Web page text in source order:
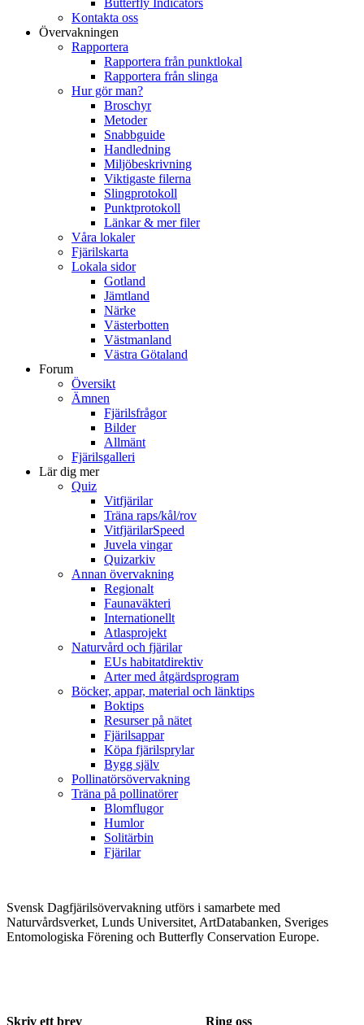
Kontakta oss
Övervakningen
Rapportera
Rapportera från punktlokal
Rapportera från slinga
Hur gör man?
Broschyr
Metoder
Snabbguide
Handledning
Miljöbeskrivning
Viktigaste filerna
Slingprotokoll
Punktprotokoll
Länkar & mer filer
Våra lokaler
Fjärilskarta
Lokala sidor
Gotland
Jämtland
Närke
Västerbotten
Västmanland
Västra Götaland
Forum
Översikt
Ämnen
Fjärilsfrågor
Bilder
Allmänt
Fjärilsgalleri
Lär dig mer
Quiz
Vitfjärilar
Träna raps/kål/rov
VitfjärilarSpeed
Juvela vingar
Quizarkiv
Annan övervakning
Regionalt
Faunaväkteri
Internationellt
Atlasprojekt
Naturvård och fjärilar
EUs habitatdirektiv
Arter med åtgärdsprogram
Böcker, appar, material och länktips
Boktips
Resurser på nätet
Fjärilsappar
Köpa fjärilsprylar
Bygg själv
Pollinatörsövervakning
Träna på pollinatörer
Blomflugor
Humlor
Solitärbin
Fjärilar
Svensk Dagfjärilsövervakning utförs i samarbete med
Naturvårdsverket, Lunds Universitet, ArtDatabanken, Sveriges
Entomologiska Förening och Butterfly Conservation Europe.
Skriv ett brev Ring oss